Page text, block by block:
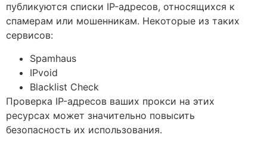
публикуются списки IP-адресов, относящихся к
спамерам или мошенникам. Некоторые из таких
сервисов:
Spamhaus
IPvoid
Blacklist Check
Проверка IP-адресов ваших прокси на этих
ресурсах может значительно повысить
безопасность их использования.